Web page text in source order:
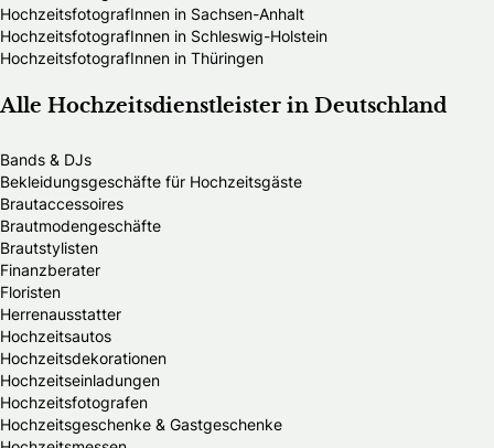
HochzeitsfotografInnen in Sachsen-Anhalt
HochzeitsfotografInnen in Schleswig-Holstein
HochzeitsfotografInnen in Thüringen
Alle Hochzeitsdienstleister in Deutschland
Bands & DJs
Bekleidungsgeschäfte für Hochzeitsgäste
Brautaccessoires
Brautmodengeschäfte
Brautstylisten
Finanzberater
Floristen
Herrenausstatter
Hochzeitsautos
Hochzeitsdekorationen
Hochzeitseinladungen
Hochzeitsfotografen
Hochzeitsgeschenke & Gastgeschenke